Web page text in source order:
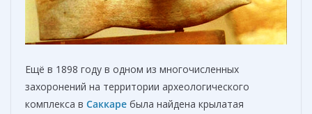
Ещё в 1898 году в одном из многочисленных
захоронений на территории археологического
комплекса в Саккаре была найдена крылатая